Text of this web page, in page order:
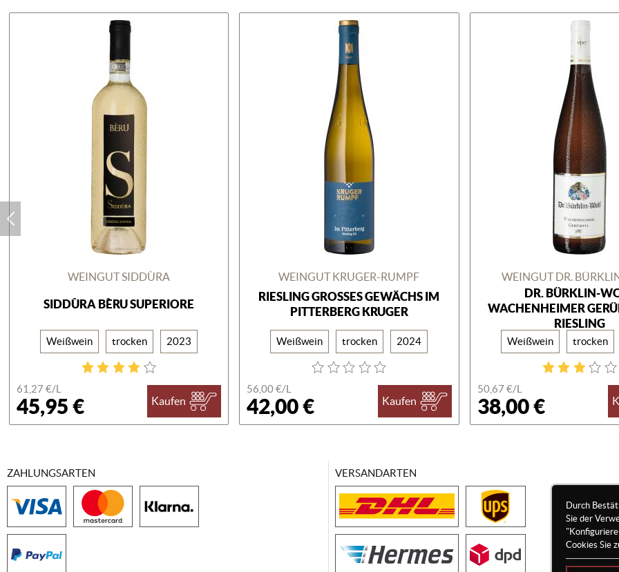
WEINGUT SIDDÙRA
SIDDÙRA BÈRU SUPERIORE
Weißwein trocken 2023
61,27 €/L
45,95 € Kaufen
WEINGUT KRUGER-RUMPF
RIESLING GROSSES GEWÄCHS IM P
ITTERBERG KRUGER
Weißwein trocken 2024
56,00 €/L
42,00 € Kaufen
WEINGUT DR.
DR. BÜRKLIN-
WACHENHEIMER
RIESLING
Weißwein trocken
50,67 €/L
38,00 €
Durch
Sie der
Cookies Sie
ZAHLUNGSARTEN VERSANDARTEN